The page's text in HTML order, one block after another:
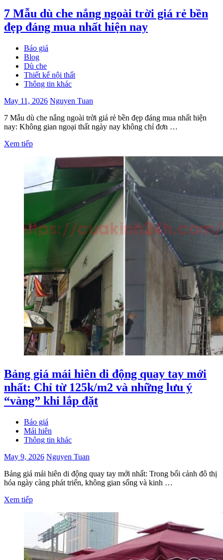
7 Mẫu dù che nắng ngoài trời giá rẻ bền
đẹp đáng mua nhất hiện nay
Báo giá
Blog
Dù che
Thiết kế nội thất
Thông tin khác
May 11, 2026 Nguyen Tuan
7 Mẫu dù che nắng ngoài trời giá rẻ bền đẹp đáng mua nhất hiện
nay: Không gian ngoại thất ngày nay không chỉ đơn …
Xem tiếp
Bảng giá mái hiên di động quay tay mới
nhất: Chỉ từ 125k/m2 và những lưu ý
“vàng” khi lắp đặt
Báo giá
Mái hiên
Thông tin khác
May 9, 2026 Nguyen Tuan
Bảng giá mái hiên di động quay tay mới nhất: Trong bối cảnh đô thị
hóa ngày càng phát triển, không gian sống và kinh …
Xem tiếp